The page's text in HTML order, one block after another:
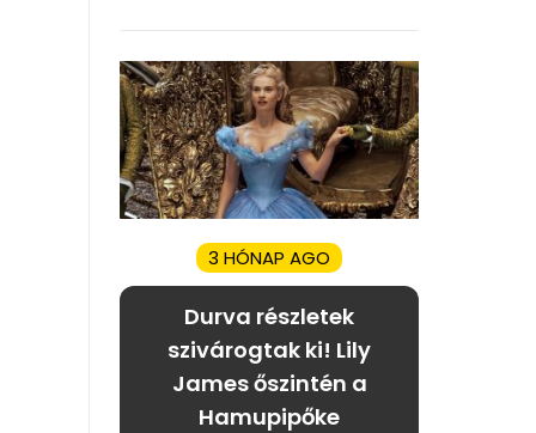
3 HÓNAP AGO
Durva részletek
szivárogtak ki! Lily
James őszintén a
Hamupipőke